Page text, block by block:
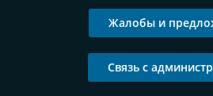
Жалобы и
Связь с